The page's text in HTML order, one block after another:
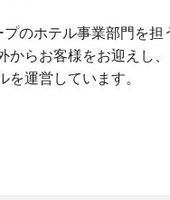
のホテル事業部門を担
からお客様をお迎えし、
運営しています。